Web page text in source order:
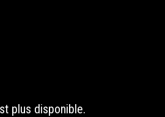
plus disponible.